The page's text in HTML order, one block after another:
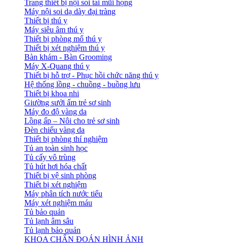
Trang thiết bị nội soi tai mũi họng
Máy nội soi dạ dày đại tràng
Thiết bị thú y
Máy siêu âm thú y
Thiết bị phòng mổ thú y
Thiết bị xét nghiệm thú y
Bàn khám - Bàn Grooming
Máy X-Quang thú y
Thiết bị hỗ trợ - Phục hồi chức năng thú y
Hệ thống lồng - chuồng - buồng lưu
Thiết bị khoa nhi
Giường sưởi ấm trẻ sơ sinh
Máy đo độ vàng da
Lồng ấp – Nôi cho trẻ sơ sinh
Đèn chiếu vàng da
Thiết bị phòng thí nghiệm
Tủ an toàn sinh học
Tủ cấy vô trùng
Tủ hút hơi hóa chất
Thiết bị vệ sinh phòng
Thiết bị xét nghiệm
Máy phân tích nước tiểu
Máy xét nghiệm máu
Tủ bảo quản
Tủ lạnh âm sâu
Tủ lạnh bảo quản
KHOA CHẨN ĐOÁN HÌNH ẢNH